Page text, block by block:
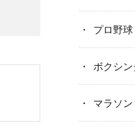
プロ野球
ボクシン
マラソ